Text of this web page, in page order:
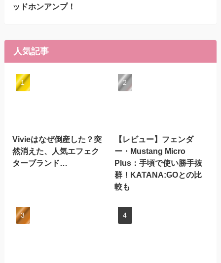
ッドホンアンプ！
人気記事
Vivieはなぜ倒産した？突
然消えた、人気エフェク
ターブランド…
【レビュー】フェンダ
ー・Mustang Micro
Plus：手頃で使い勝手抜
群！KATANA:GOとの比
較も